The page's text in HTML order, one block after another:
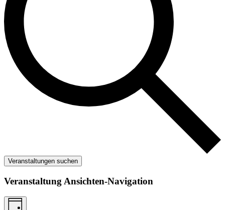
Veranstaltungen suchen
Veranstaltung Ansichten-Navigation